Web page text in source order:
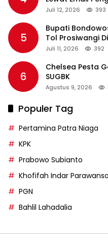
Rp36 Triliun
Juli 12, 2026 393
5
Bupati
Tol Prosiwangi
Juli 11, 2026 392
6
Chelsea Pesta
SUGBK
Agustus 9, 2026
Populer Tag
Pertamina Patra Niaga
KPK
Prabowo Subianto
Khofifah Indar Parawansa
PGN
Bahlil Lahadalia